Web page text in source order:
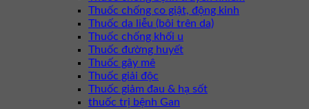
Thuốc chống co giật, động kinh
Thuốc da liễu (bôi trên da)
Thuốc chống khối u
Thuốc đường huyết
Thuốc gây mê
Thuốc giải độc
Thuốc giảm đau & hạ sốt
thuốc trị bệnh Gan